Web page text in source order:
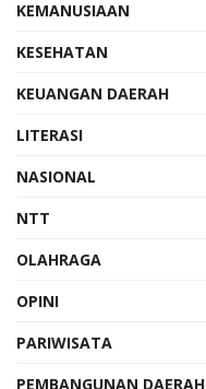
KEMANUSIAAN
KESEHATAN
KEUANGAN DAERAH
LITERASI
NASIONAL
NTT
OLAHRAGA
OPINI
PARIWISATA
PEMBANGUNAN DAERAH